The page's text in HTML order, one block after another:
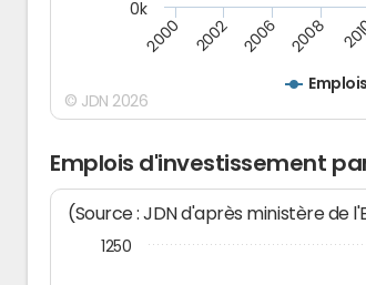
2000 2002 2006 2008
0k
© JDN 2026
Emplois d'investissement
(Source : JDN d'après ministère de
1250